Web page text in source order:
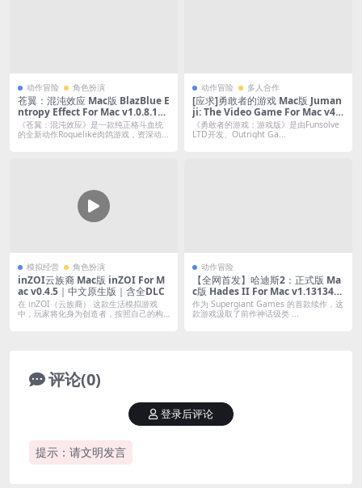
动作冒险 角色扮演
苍翼：混沌效应 Mac版 BlazBlue E
ntropy Effect For Mac v1.0.8.139
893.0｜中文原生版｜含全DLC
《苍翼：混沌效应》是一款纯正格斗血统
的全新动作Roguelike肉鸽游戏，资深动...
动作冒险 多人合作
[应求]勇敢者的游戏 Mac版 Juman
ji: The Video Game For Mac v43
99943｜中文移植版｜强森同名电
影改编游戏
《勇敢者的游戏：游戏版》是由Funsolve
LTD开发、Outright Ga...
模拟经营 角色扮演
inZOI云族裔 Mac版 inZOI For M
ac v0.4.5｜中文原生版｜含全DLC
在 inZOI（云族裔） 这款生活模拟游戏
中，玩家将化身为创造者，按照自己的构
动作冒险
【全网首发】哈迪斯2：正式版 Ma
c版 Hades II For Mac v1.131346
｜中文原生版｜肉鸽迷宫探索动作
游戏
作为 Supergiant Games 的首款续作，这
款游戏汲取了前作神话级类 ...
评论(0)
提示：请文明发言
登录后评论